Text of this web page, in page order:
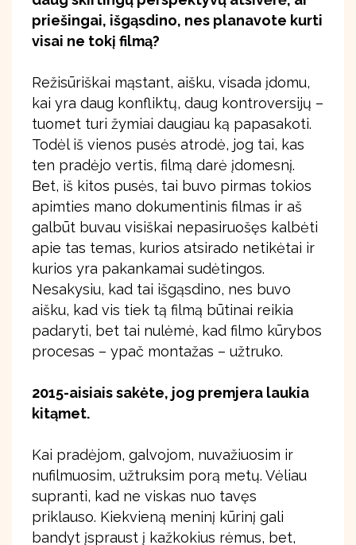
priešingai, išgąsdino, nes planavote kurti
visai ne tokį filmą?
Režisūriškai mąstant, aišku, visada įdomu,
kai yra daug konfliktų, daug kontroversijų –
tuomet turi žymiai daugiau ką papasakoti.
Todėl iš vienos pusės atrodė, jog tai, kas
ten pradėjo vertis, filmą darė įdomesnį.
Bet, iš kitos pusės, tai buvo pirmas tokios
apimties mano dokumentinis filmas ir aš
galbūt buvau visiškai nepasiruošęs kalbėti
apie tas temas, kurios atsirado netikėtai ir
kurios yra pakankamai sudėtingos.
Nesakysiu, kad tai išgąsdino, nes buvo
aišku, kad vis tiek tą filmą būtinai reikia
padaryti, bet tai nulėmė, kad filmo kūrybos
procesas – ypač montažas – užtruko.
2015-aisiais sakėte, jog premjera laukia
kitąmet.
Kai pradėjom, galvojom, nuvažiuosim ir
nufilmuosim, užtruksim porą metų. Vėliau
supranti, kad ne viskas nuo tavęs
priklauso. Kiekvieną meninį kūrinį gali
bandyt įspraust į kažkokius rėmus, bet,